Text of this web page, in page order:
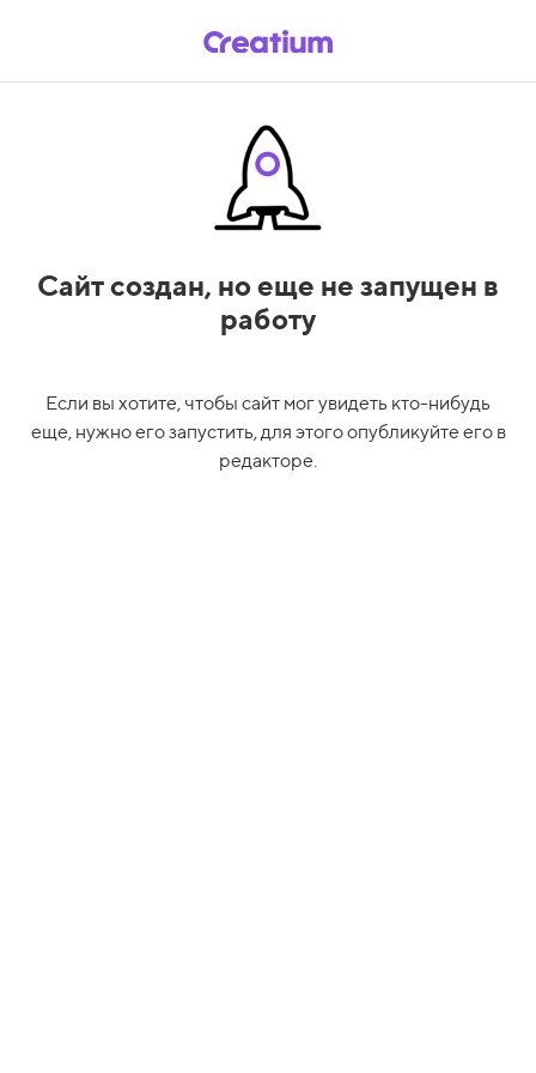
Сайт создан, но еще не запущен в
работу
Если вы хотите, чтобы сайт мог увидеть кто-нибудь
еще, нужно его запустить, для этого опубликуйте его в
редакторе.